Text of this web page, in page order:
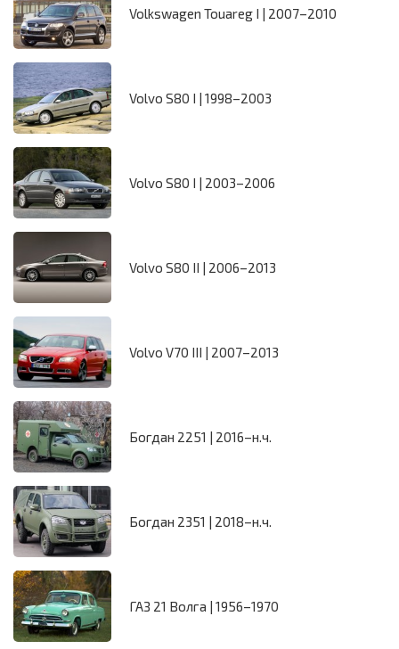
Volkswagen Touareg I | 2007–2010
Volvo S80 I | 1998–2003
Volvo S80 I | 2003–2006
Volvo S80 II | 2006–2013
Volvo V70 III | 2007–2013
Богдан 2251 | 2016–н.ч.
Богдан 2351 | 2018–н.ч.
ГАЗ 21 Волга | 1956–1970